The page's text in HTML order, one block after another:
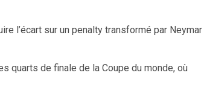
l’écart sur un penalty transformé par Neymar
quarts de finale de la Coupe du monde, où